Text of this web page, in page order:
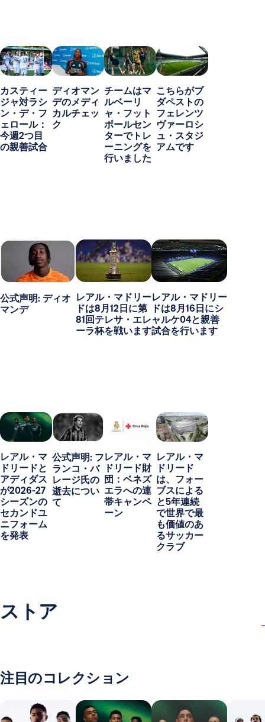
カスティー
ジャ対ラシ
ン・デ・フ
ェロール：
今週2つ目
の親善試合
ディオマン
デのメディ
カルチェッ
ク
チームはマ
ルベーリ
ャ・フット
ボールセン
ターでトレ
ーニングを
行いました
こちらがブ
ダペストの
フェレンツ
ヴァーロシ
ュ・スタジ
アムです
公式声明: ディオ
マンデ
レアル・マドリー
ドは8月12日に第
81回テレサ・エレ
ーラ杯を戦います
レアル・マドリー
ドは8月16日にシ
ャルケ04と親善
試合を行います
レアル・マ
ドリードと
アディダス
が2026-27
シーズンの
セカンドユ
ニフォーム
を発表
公式声明: フ
ランコ・バ
レージ氏の
逝去につい
て
レアル・マ
ドリード財
団：ベネズ
エラへの連
帯キャンペ
ーン
レアル・マ
ドリード
は、フォー
ブスによる
と5年連続
で世界で最
も価値のあ
るサッカー
クラブ
ストア
注目のコレクション